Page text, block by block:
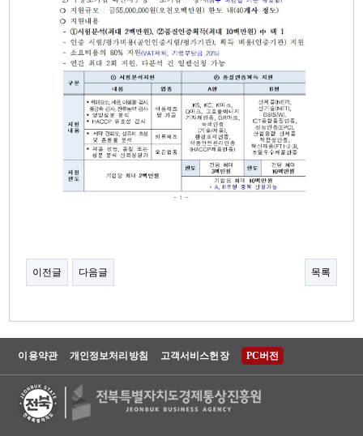
이전글 다음글 목록
이용약관 개인정보처리방침 고객서비스헌장 PC버전